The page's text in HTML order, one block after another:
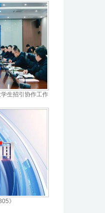
生招引协作工作
》